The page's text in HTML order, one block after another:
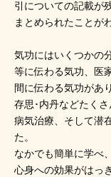
引についての記載が
まとめられたことが
気功にはいくつかの
等に伝わる気功、医
間に伝わる気功があ
存思･内丹などたく
病気治療、そして潜
た。
なかでも簡単に学べ
心身への効果がはっ